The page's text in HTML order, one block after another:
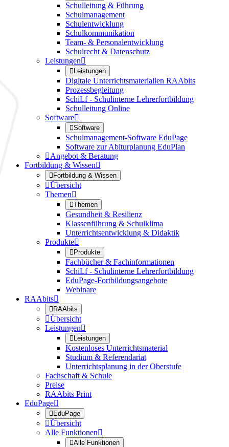
Schulleitung & Führung
Schulmanagement
Schulentwicklung
Schulkommunikation
Team- & Personalentwicklung
Schulrecht & Datenschutz
Leistungen
Leistungen
Digitale Unterrichtsmaterialien RAAbits
Prozessbegleitung
SchiLf - Schulinterne Lehrerfortbildung
Schulleitung Online
Software
Software
Schulmanagement-Software EduPage
Software zur Abiturplanung EduPlan
Angebot & Beratung
Fortbildung & Wissen
Fortbildung & Wissen
Übersicht
Themen
Themen
Gesundheit & Resilienz
Klassenführung & Schulklima
Unterrichtsentwicklung & Didaktik
Produkte
Produkte
Fachbücher & Fachinformationen
SchiLf - Schulinterne Lehrerfortbildung
EduPage-Fortbildungsangebote
Webinare
RAAbits
RAAbits
Übersicht
Leistungen
Leistungen
Kostenloses Unterrichtsmaterial
Studium & Referendariat
Unterrichtsplanung in der Oberstufe
Fachschaft & Schule
Preise
RAAbits Print
EduPage
EduPage
Übersicht
Alle Funktionen
Alle Funktionen